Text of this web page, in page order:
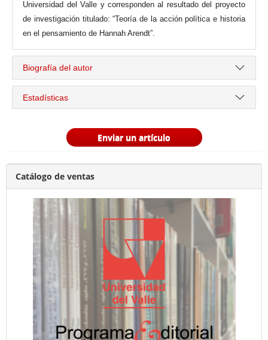
Universidad del Valle y corresponden al resultado del proyecto
de investigación titulado: “Teoría de la acción política e historia
en el pensamiento de Hannah Arendt”.
Biografía del autor
Estadísticas
Enviar un artículo
Catálogo de ventas